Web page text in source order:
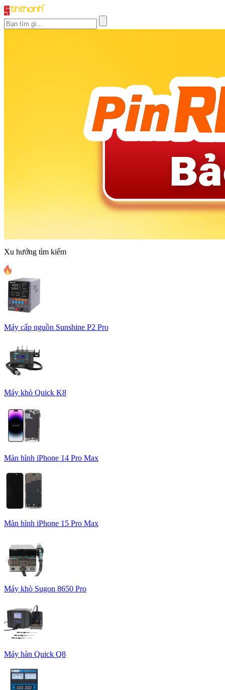
Xu hướng tìm kiếm
Máy cấp nguồn Sunshine P2 Pro
Máy khò Quick K8
Màn hình iPhone 14 Pro Max
Màn hình iPhone 15 Pro Max
Máy khò Sugon 8650 Pro
Máy hàn Quick Q8